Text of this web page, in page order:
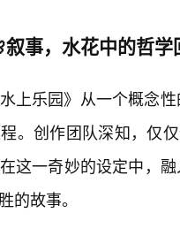
事，水花中的哲学
上乐园》从一个概念
。创作团队深知，仅仅
这一奇妙的设定中，
的故事。